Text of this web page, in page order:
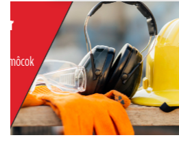
Previous